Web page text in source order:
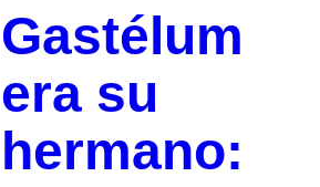
Gastélum
era su
hermano: